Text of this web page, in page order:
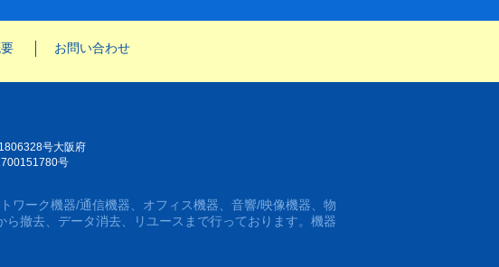
お問い合わせ
号大阪府
号
ワーク機器/通信機器、オフィス機器、音響/映像機器、物
撤去、データ消去、リユースまで行っております。機器